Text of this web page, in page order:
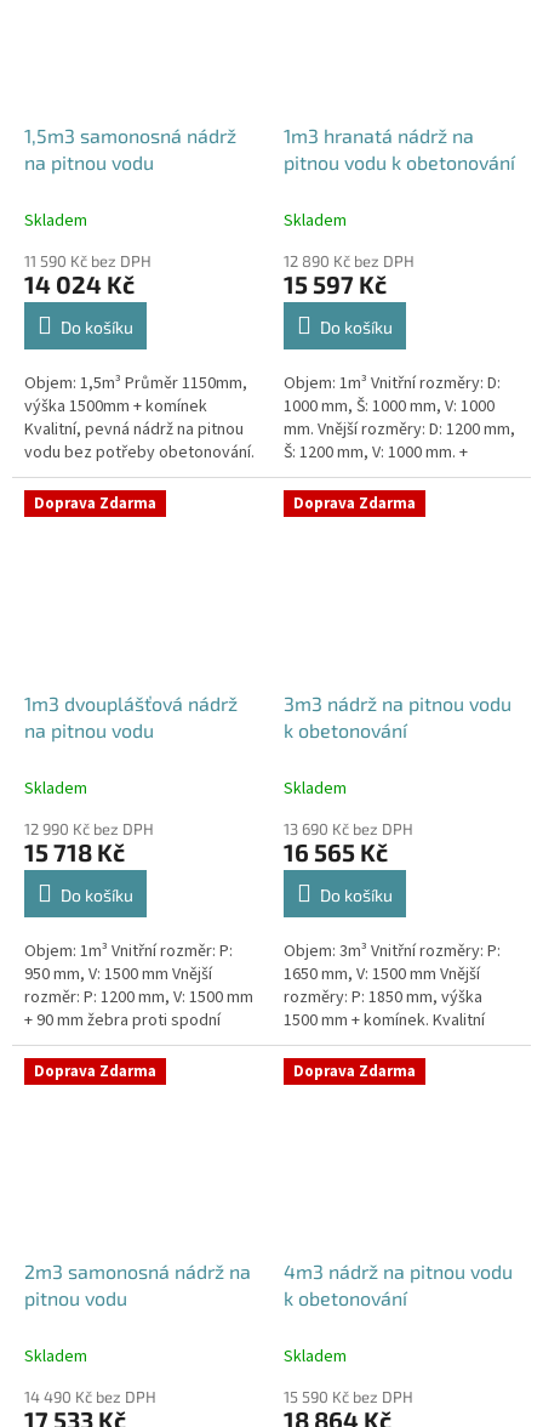
1,5m3 samonosná nádrž
na pitnou vodu
Skladem
11 590 Kč bez DPH
14 024 Kč
Do košíku
Objem: 1,5m³ Průměr 1150mm,
výška 1500mm + komínek
Kvalitní, pevná nádrž na pitnou
vodu bez potřeby obetonování.
Průměr a umístění všech
prostupů pro potrubí a hadice...
1m3 hranatá nádrž na
pitnou vodu k obetonování
Skladem
12 890 Kč bez DPH
15 597 Kč
Do košíku
Objem: 1m³ Vnitřní rozměry: D:
1000 mm, Š: 1000 mm, V: 1000
mm. Vnější rozměry: D: 1200 mm,
Š: 1200 mm, V: 1000 mm. +
komínek. Kvalitní nádrž na pitnou
vodu pod parkovací...
Doprava Zdarma
1m3 dvouplášťová nádrž
na pitnou vodu
Skladem
12 990 Kč bez DPH
15 718 Kč
Do košíku
Objem: 1m³ Vnitřní rozměr: P:
950 mm, V: 1500 mm Vnější
rozměr: P: 1200 mm, V: 1500 mm
+ 90 mm žebra proti spodní
vodě + komínek Kvalitní nádrž na
pitnou vodu do míst vysokou...
Doprava Zdarma
3m3 nádrž na pitnou vodu
k obetonování
Skladem
13 690 Kč bez DPH
16 565 Kč
Do košíku
Objem: 3m³ Vnitřní rozměry: P:
1650 mm, V: 1500 mm Vnější
rozměry: P: 1850 mm, výška
1500 mm + komínek. Kvalitní
nádrž na pitnou vodu pod
parkovací stání. Průměr a
umístění...
Doprava Zdarma
2m3 samonosná nádrž na
pitnou vodu
Skladem
14 490 Kč bez DPH
17 533 Kč
Doprava Zdarma
4m3 nádrž na pitnou vodu
k obetonování
Skladem
15 590 Kč bez DPH
18 864 Kč